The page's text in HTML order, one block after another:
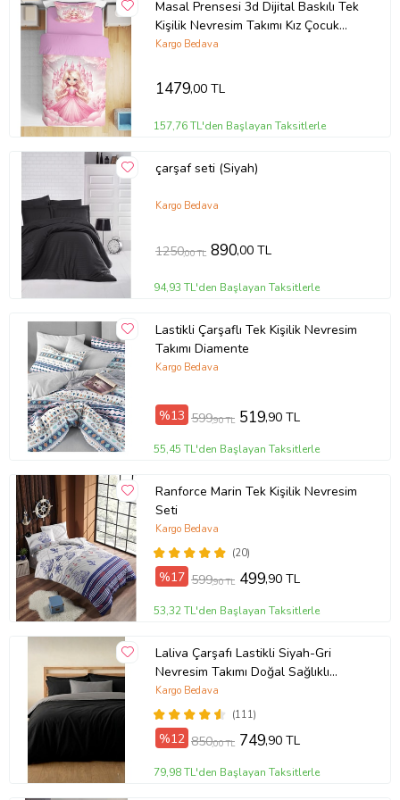
Masal Prensesi 3d Dijital Baskılı Tek
Kişilik Nevresim Takımı Kız Çocuk
Genç Odası (Pudra Pembe)
Kargo Bedava
1479,00 TL
157,76 TL'den Başlayan Taksitlerle
çarşaf seti (Siyah)
Kargo Bedava
1250,00 TL 890,00 TL
94,93 TL'den Başlayan Taksitlerle
Lastikli Çarşaflı Tek Kişilik Nevresim
Takımı Diamente
Kargo Bedava
%13 599,90 TL 519,90 TL
55,45 TL'den Başlayan Taksitlerle
Ranforce Marin Tek Kişilik Nevresim
Seti
(20)
Kargo Bedava
%17 599,90 TL 499,90 TL
53,32 TL'den Başlayan Taksitlerle
Laliva Çarşafı Lastikli Siyah-Gri
Nevresim Takımı Doğal Sağlıklı
Pamuk Çift Kişilik Ranforce
(111)
Kargo Bedava
%12 850,00 TL 749,90 TL
79,98 TL'den Başlayan Taksitlerle